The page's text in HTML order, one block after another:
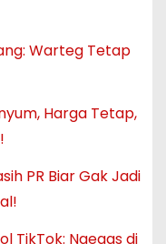
Warteg Tetap
Harga Tetap,
PR Biar Gak Jadi
TikTok: Ngegas di